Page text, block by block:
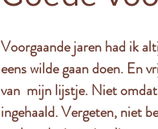
Voorgaande jaren had ik
eens wilde gaan doen. En
van  mijn lijstje. Niet
ingehaald. Vergeten, niet